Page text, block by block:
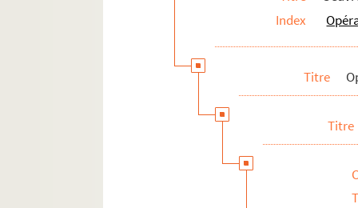
Index
Titre
Titre